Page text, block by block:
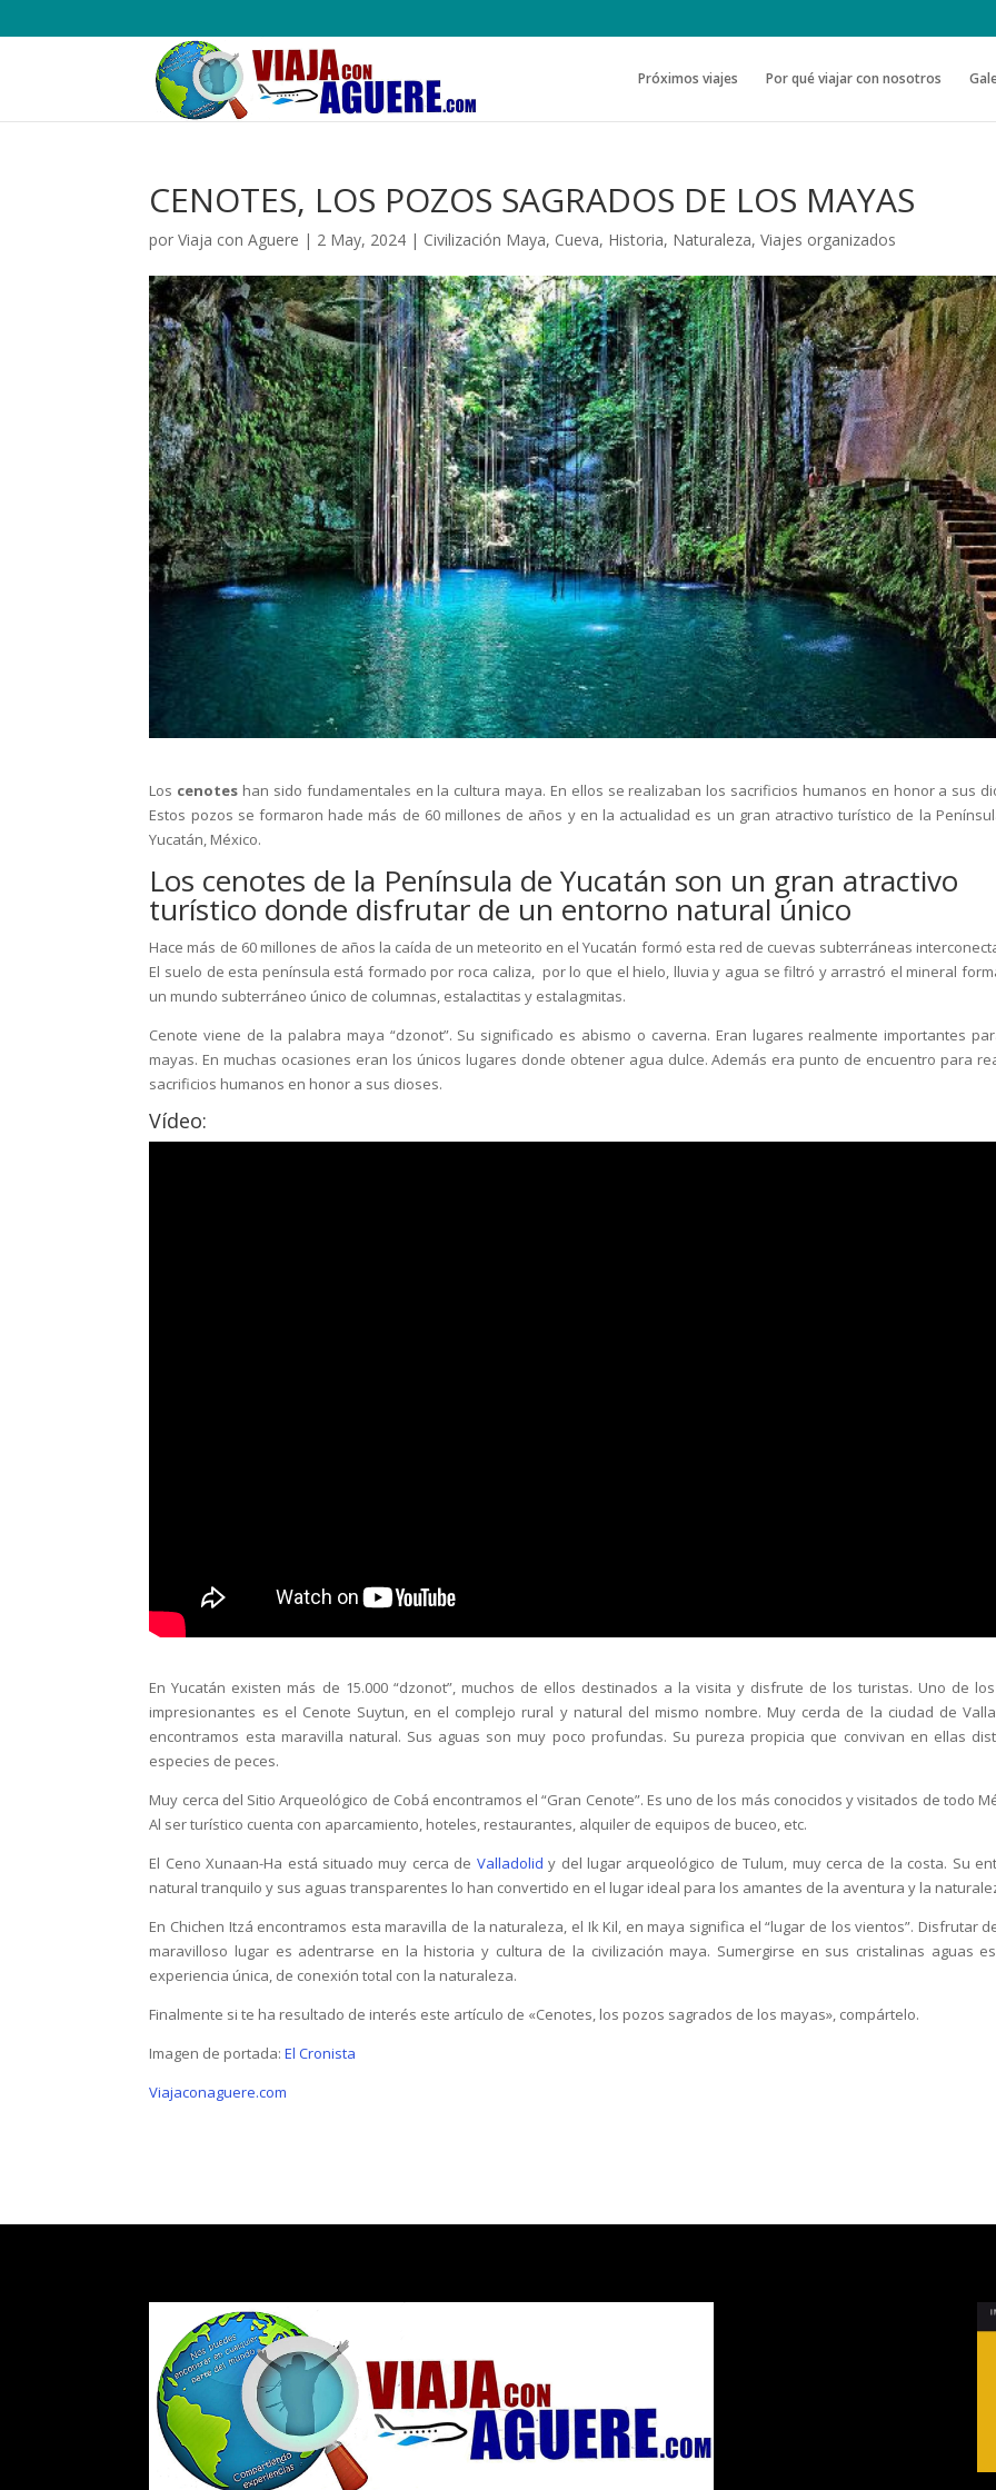
Próximos viajes Por qué viajar con nosotros
CENOTES, LOS POZOS SAGRADOS DE LOS MAYAS
porViaja con Aguere | 2 May, 2024 | Civilización Maya, Cueva, Historia, Naturaleza,Viajes organizados
Los cenotes han sido fundamentales en la cultura maya. En ellos se realizaban los sacrificios humanos en honor a sus
Estos pozos se formaron hade más de 60 millones de años y en la actualidad es un gran atractivo turístico de la
Yucatán, México.
Los cenotes de la Península de Yucatán son un gran atractivo
turístico donde disfrutar de un entorno natural único
Hace más de 60 millones de años la caída de un meteorito en el Yucatán formó esta red de cuevas subterráneas
El suelo de esta península está formado por roca caliza, por lo que el hielo, lluvia y agua se filtró y arrastró el mineral
un mundo subterráneo único de columnas, estalactitas y estalagmitas.
Cenote viene de la palabra maya “dzonot”. Su significado es abismo o caverna. Eran lugares realmente importantes
mayas. En muchas ocasiones eran los únicos lugares donde obtener agua dulce. Además era punto de encuentro para
sacrificios humanos en honor a sus dioses.
Vídeo:
En Yucatán existen más de 15.000 “dzonot”, muchos de ellos destinados a la visita y disfrute de los turistas. Uno de
impresionantes es el Cenote Suytun, en el complejo rural y natural del mismo nombre. Muy cerda de la ciudad de
encontramos esta maravilla natural. Sus aguas son muy poco profundas. Su pureza propicia que convivan en ellas
especies de peces.
Muy cerca del Sitio Arqueológico de Cobá encontramos el “Gran Cenote”. Es uno de los más conocidos y visitados de todo
Al ser turístico cuenta con aparcamiento, hoteles, restaurantes, alquiler de equipos de buceo, etc.
El Ceno Xunaan-Ha está situado muy cerca de Valladolid y del lugar arqueológico de Tulum, muy cerca de la costa. Su
natural tranquilo y sus aguas transparentes lo han convertido en el lugar ideal para los amantes de la aventura y la
En Chichen Itzá encontramos esta maravilla de la naturaleza, el Ik Kil, en maya significa el “lugar de los vientos”. Disfrutar
maravilloso lugar es adentrarse en la historia y cultura de la civilización maya. Sumergirse en sus cristalinas aguas
experiencia única, de conexión total con la naturaleza.
Finalmente si te ha resultado de interés este artículo de «Cenotes, los pozos sagrados de los mayas», compártelo.
Imagen de portada:El Cronista
Viajaconaguere.com